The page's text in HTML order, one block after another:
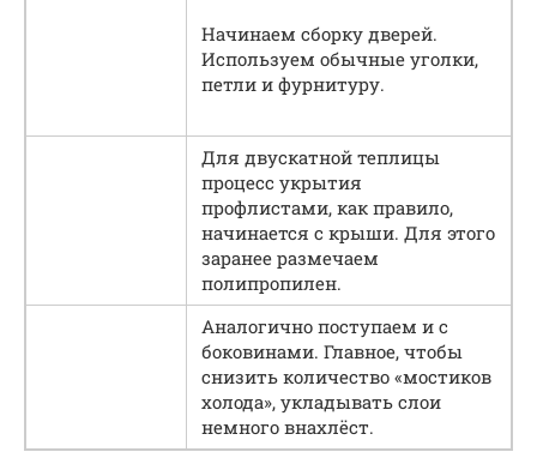
Начинаем сборку дверей.
Используем обычные уголки,
петли и фурнитуру.
Для двускатной теплицы
процесс укрытия
профлистами, как правило,
начинается с крыши. Для этого
заранее размечаем
полипропилен.
Аналогично поступаем и с
боковинами. Главное, чтобы
снизить количество «мостиков
холода», укладывать слои
немного внахлёст.